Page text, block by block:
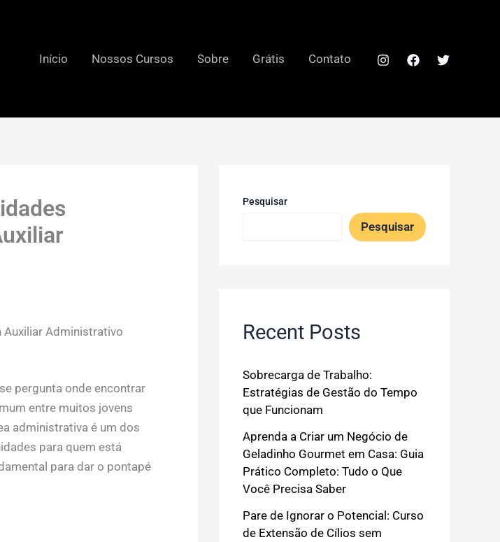
Início Nossos Cursos Sobre Grátis Contato
Auxiliar Administrativo
pergunta onde encontrar
entre muitos jovens
administrativa é um dos
para quem está
para dar o pontapé
Pesquisar
Pesquisar
Recent Posts
Sobrecarga de Trabalho:
Estratégias de Gestão do Tempo
que Funcionam
Aprenda a Criar um Negócio de
Geladinho Gourmet em Casa: Guia
Prático Completo: Tudo o Que
Você Precisa Saber
Pare de Ignorar o Potencial: Curso
de Extensão de Cílios sem